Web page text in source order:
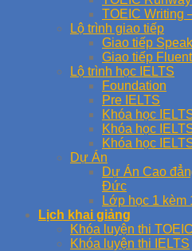
TOEIC Writing
Lộ trình giao tiếp
Giao tiếp
Giao tiếp
Lộ trình học IELTS
Foundation
Pre IELTS
Khóa học
Khóa học
Khóa học
Dự Án
Dự Án Cao
Đức
Lớp học 1 kèm
Lịch khai giảng
Khóa luyện thi TOEIC
Khóa luyện thi IELTS